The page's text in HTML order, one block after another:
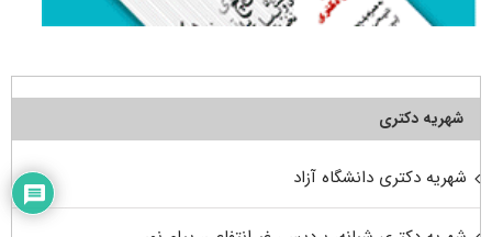
شهریه دکتری
شهریه دکتری دانشگاه آزاد